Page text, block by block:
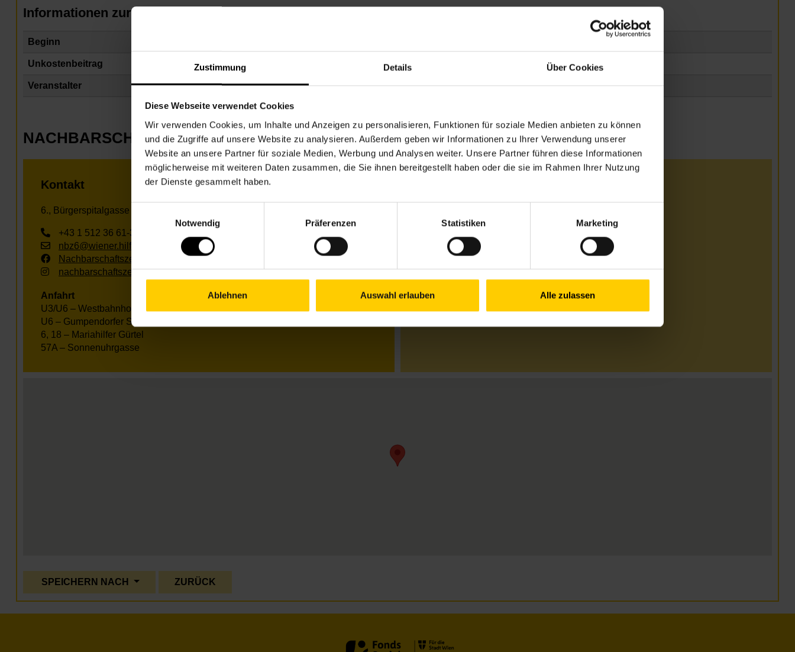
Zustimmung Details Über Cookies
Diese Webseite verwendet Cookies
Wir verwenden Cookies, um Inhalte und Anzeigen zu personalisieren, Funktionen für soziale Medien anbieten zu können
und die Zugriffe auf unsere Website zu analysieren. Außerdem geben wir Informationen zu Ihrer Verwendung unserer
Website an unsere Partner für soziale Medien, Werbung und Analysen weiter. Unsere Partner führen diese Informationen
möglicherweise mit weiteren Daten zusammen, die Sie ihnen bereitgestellt haben oder die sie im Rahmen Ihrer Nutzung
der Dienste gesammelt haben.
Notwendig
Präferenzen Statistiken Marketing
Ablehnen Auswahl erlauben Alle zulassen
Informationen zur Veranstaltung
Beginn
Unkostenbeitrag
Veranstalter Nachbarschaftszentrum 06
NACHBARSCHAFTSZENTRUM 06
Kontakt
6., Bürgerspitalgasse 4-6
+43 1 512 36 61-3300
nbz6@wiener.hilfswerk.at
Nachbarschaftszentren
nachbarschaftszentren.wien
Anfahrt
U3/U6 – Westbahnhof
U6 – Gumpendorfer Straße
6, 18 – Mariahilfer Gürtel
57A – Sonnenuhrgasse
13.00–15.00 Uhr
09.00–12.00 & 13.00–15.00 Uhr
geschlossen
Donnerstag, 13.8.:
9.00–12.00 Uhr geschlossen
SPEICHERN NACH ZURÜCK